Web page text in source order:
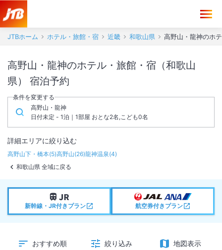
JTBホーム ホテル・旅館・宿 近畿 和歌山県 高野山・龍神のホ
高野山・龍神のホテル・旅館・宿（和歌山
県） 宿泊予約
条件を変更する
高野山・龍神
日付未定 - 1泊｜1部屋 おとな2名,こども0名
詳細エリアに絞り込む
高野山下・橋本(5)高野山(26)龍神温泉(4)
和歌山県 全域に戻る
新幹線・JR付きプラン 航空券付きプラン
おすすめ順 絞り込み 地図表示